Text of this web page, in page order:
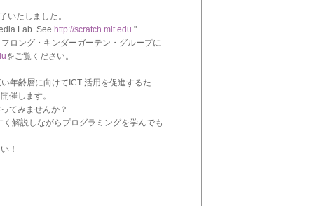
いたしました。
Lab. See http://scratch.mit.edu."
ロング・キンダーガーテン・グループに
をご覧ください。
年齢層に向けてICT 活用を促進するた
催します。
てみませんか？
解説しながらプログラミングを学んでも
！